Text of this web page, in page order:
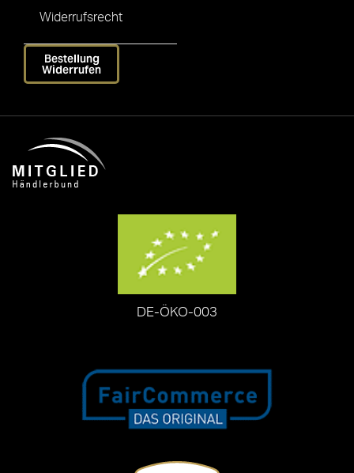
Widerrufsrecht
Bestellung
Widerrufen
DE-ÖKO-003